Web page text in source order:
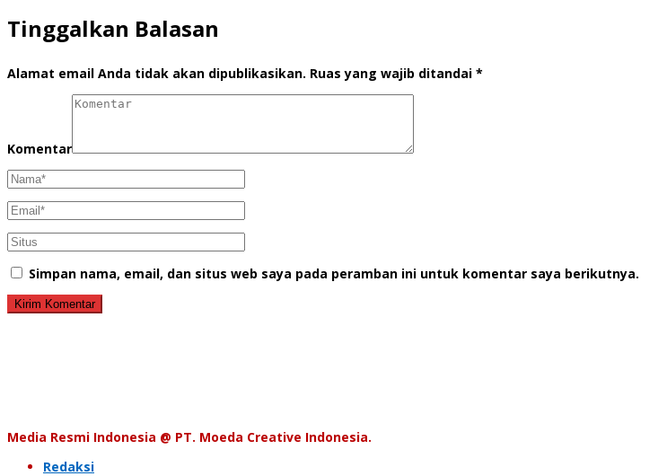
Tinggalkan Balasan
Alamat email Anda tidak akan dipublikasikan. Ruas yang wajib ditandai *
Komentar
Simpan nama, email, dan situs web saya pada peramban ini untuk komentar saya berikutnya.
Media Resmi Indonesia @ PT. Moeda Creative Indonesia.
Redaksi